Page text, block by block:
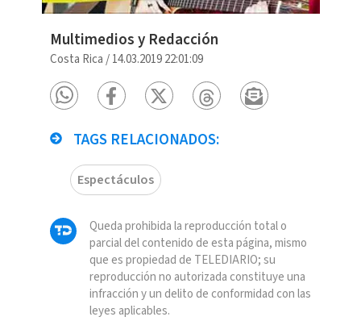
Multimedios y Redacción
Costa Rica /14.03.2019 22:01:09
TAGS RELACIONADOS:
Espectáculos
Queda prohibida la reproducción total o
parcial del contenido de esta página, mismo
que es propiedad de TELEDIARIO; su
reproducción no autorizada constituye una
infracción y un delito de conformidad con las
leyes aplicables.